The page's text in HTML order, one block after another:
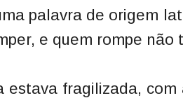
palavra de origem
e quem rompe não
estava fragilizada,